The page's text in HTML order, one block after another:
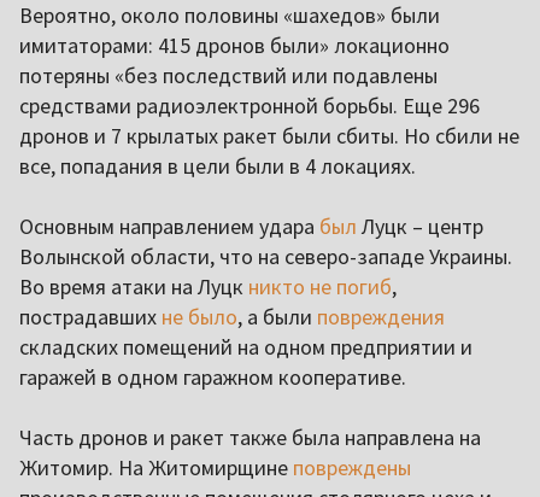
Вероятно, около половины «шахедов» были
имитаторами: 415 дронов были» локационно
потеряны «без последствий или подавлены
средствами радиоэлектронной борьбы. Еще 296
дронов и 7 крылатых ракет были сбиты. Но сбили не
все, попадания в цели были в 4 локациях.
Основным направлением удара был Луцк – центр
Волынской области, что на северо-западе Украины.
Во время атаки на Луцк никто не погиб,
пострадавших не было, а были повреждения
складских помещений на одном предприятии и
гаражей в одном гаражном кооперативе.
Часть дронов и ракет также была направлена на
Житомир. На Житомирщине повреждены